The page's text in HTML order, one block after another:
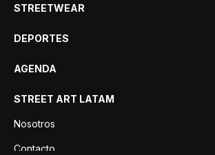
STREETWEAR
DEPORTES
AGENDA
STREET ART LATAM
Nosotros
Contacto